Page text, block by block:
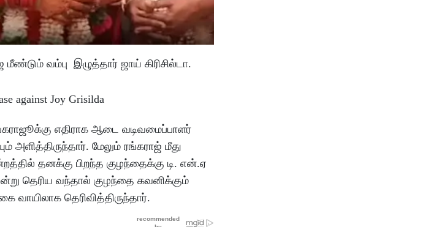
வம்பு இழுத்தார் ஜாய் கிரிசில்டா.
எதிராக ஆடை வடிவமைப்பாளர்
அளித்திருந்தார். மேலும் ரங்கராஜ் மீது
தனக்கு பிறந்த குழந்தைக்கு டி. என்.ஏ
தெரிய வந்தால் குழந்தை கவனிக்கும்
வாயிலாக தெரிவித்திருந்தார்.